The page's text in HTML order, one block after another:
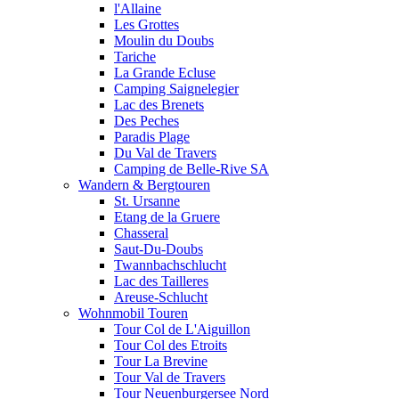
l'Allaine
Les Grottes
Moulin du Doubs
Tariche
La Grande Ecluse
Camping Saignelegier
Lac des Brenets
Des Peches
Paradis Plage
Du Val de Travers
Camping de Belle-Rive SA
Wandern & Bergtouren
St. Ursanne
Etang de la Gruere
Chasseral
Saut-Du-Doubs
Twannbachschlucht
Lac des Tailleres
Areuse-Schlucht
Wohnmobil Touren
Tour Col de L'Aiguillon
Tour Col des Etroits
Tour La Brevine
Tour Val de Travers
Tour Neuenburgersee Nord